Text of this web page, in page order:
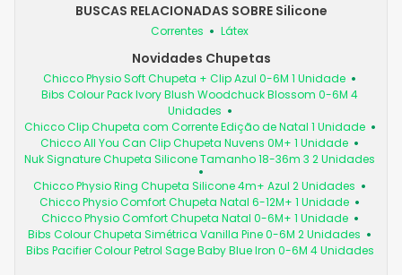
BUSCAS RELACIONADAS SOBRE Silicone
Correntes Látex
Novidades Chupetas
Chicco Physio Soft Chupeta + Clip Azul 0-6M 1 Unidade
Bibs Colour Pack Ivory Blush Woodchuck Blossom 0-6M 4
Unidades
Chicco Clip Chupeta com Corrente Edição de Natal 1 Unidade
Chicco All You Can Clip Chupeta Nuvens 0M+ 1 Unidade
Nuk Signature Chupeta Silicone Tamanho 18-36m 3 2 Unidades
Chicco Physio Ring Chupeta Silicone 4m+ Azul 2 Unidades
Chicco Physio Comfort Chupeta Natal 6-12M+ 1 Unidade
Chicco Physio Comfort Chupeta Natal 0-6M+ 1 Unidade
Bibs Colour Chupeta Simétrica Vanilla Pine 0-6M 2 Unidades
Bibs Pacifier Colour Petrol Sage Baby Blue Iron 0-6M 4 Unidades